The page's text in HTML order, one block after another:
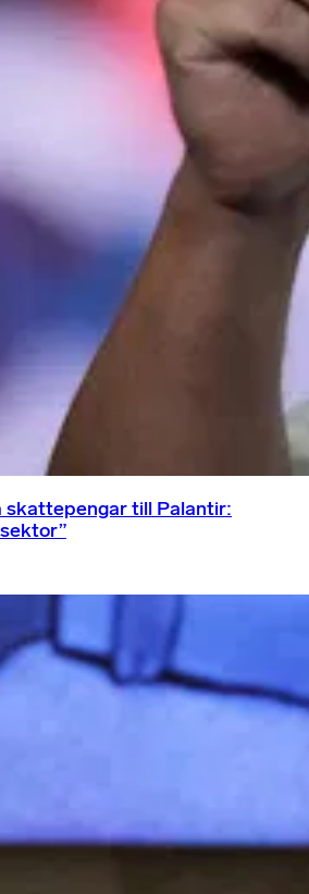
skattepengar till Palantir: